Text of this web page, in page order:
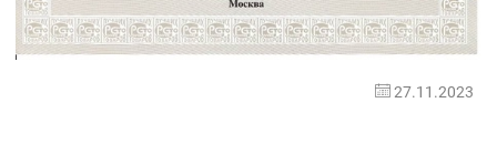
27.11.2023